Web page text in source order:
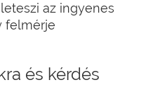
az ingyenes
felmérje
és kérdés